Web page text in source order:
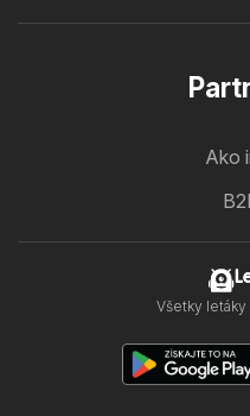
Ako
Všetky